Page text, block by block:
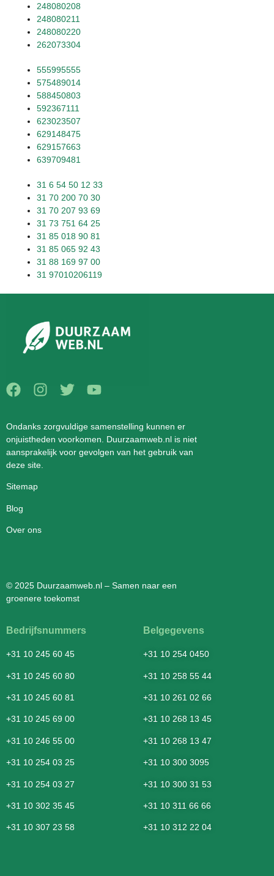
248080208
248080211
248080220
262073304
555995555
575489014
588450803
592367111
623023507
629148475
629157663
639709481
31 6 54 50 12 33
31 70 200 70 30
31 70 207 93 69
31 73 751 64 25
31 85 018 90 81
31 85 065 92 43
31 88 169 97 00
31 97010206119
Ondanks zorgvuldige samenstelling kunnen er
onjuistheden voorkomen. Duurzaamweb.nl is niet
aansprakelijk voor gevolgen van het gebruik van
deze site.
Sitemap
Blog
Over ons
© 2025 Duurzaamweb.nl – Samen naar een
groenere toekomst
Bedrijfsnummers
+31 10 245 60 45
+31 10 245 60 80
+31 10 245 60 81
+31 10 245 69 00
+31 10 246 55 00
+31 10 254 03 25
+31 10 254 03 27
+31 10 302 35 45
+31 10 307 23 58
Belgegevens
+31 10 254 0450
+31 10 258 55 44
+31 10 261 02 66
+31 10 268 13 45
+31 10 268 13 47
+31 10 300 3095
+31 10 300 31 53
+31 10 311 66 66
+31 10 312 22 04